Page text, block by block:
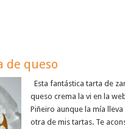
de queso
Esta fantástica tarta de
queso crema la vi en la
Piñeiro aunque la mía
otra de mis tartas. Te